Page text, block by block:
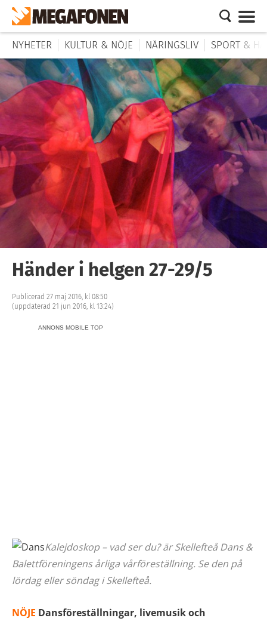
NYHETER KULTUR & NÖJE NÄRINGSLIV SPORT &
Händer i helgen 27-29/5
Publicerad 27 maj 2016, kl 08:50
(uppdaterad 21 jun 2016, kl 13:24)
ANNONS MOBILE TOP
Kalejdoskop – vad ser du? är Skellefteå Dans &
Balettföreningens årliga vårföreställning. Se den på
lördag eller söndag i Skellefteå.
NÖJE Dansföreställningar, livemusik och